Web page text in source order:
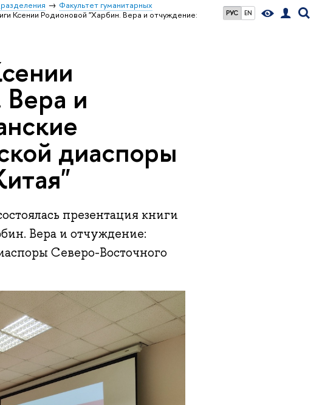
РУС EN
Факультет гуманитарных
Ксении Родионовой "Харбин. Вера и отчуждение:
и
диаспоры
презентация книги
Вера и отчуждение:
Северо-Восточного